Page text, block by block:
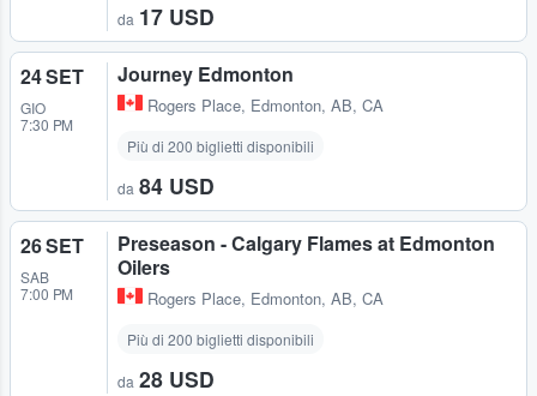
da 17 USD
24 SET
GIO
7:30 PM
Journey Edmonton
Rogers Place, Edmonton, AB, CA
Più di 200 biglietti disponibili
da 84 USD
26 SET
SAB
7:00 PM
Preseason - Calgary Flames at Edmonton
Oilers
Rogers Place, Edmonton, AB, CA
Più di 200 biglietti disponibili
da 28 USD